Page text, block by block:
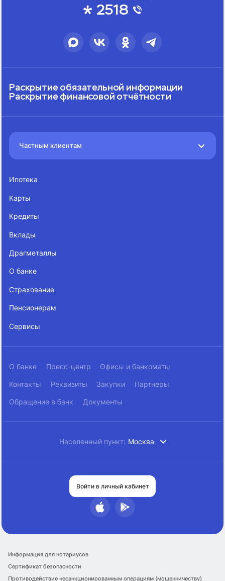
2518
Раскрытие обязательной информации
Раскрытие финансовой отчётности
Частным клиентам
Ипотека
Карты
Кредиты
Вклады
Драгметаллы
О банке
Страхование
Пенсионерам
Сервисы
О банке Пресс-центр Офисы и банкоматы
Контакты Реквизиты Закупки Партнеры
Обращение в банк Документы
Населенный пункт: Москва
Войти в личный кабинет
Информация для нотариусов
Сертификат безопасности
Противодействие несанкционированным операциям (мошенничеству)